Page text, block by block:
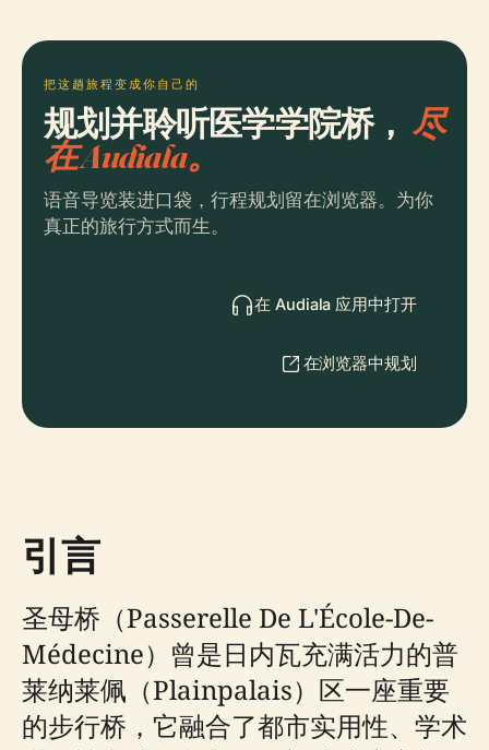
把这趟旅程变成你自己的
规划并聆听医学学院桥， 尽
在 Audiala。
语音导览装进口袋，行程规划留在浏览器。为你
真正的旅行方式而生。
在 Audiala 应用中打开
在浏览器中规划
引言
圣母桥（Passerelle De L'École-De-
Médecine）曾是日内瓦充满活力的普
莱纳莱佩（Plainpalais）区一座重要
的步行桥，它融合了都市实用性、学术